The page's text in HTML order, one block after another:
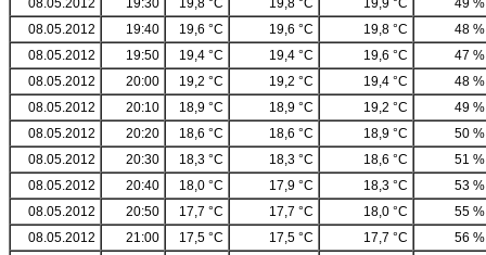
08.05.2012
19:30 19,8 °C 19,8 °C 19,9 °C
49 %
08.05.2012
19:40 19,6 °C 19,6 °C 19,8 °C
48 %
08.05.2012
19:50 19,4 °C 19,4 °C 19,6 °C
47 %
08.05.2012
20:00 19,2 °C 19,2 °C 19,4 °C
48 %
08.05.2012
20:10 18,9 °C 18,9 °C 19,2 °C
49 %
08.05.2012
20:20 18,6 °C 18,6 °C 18,9 °C
50 %
08.05.2012
20:30 18,3 °C 18,3 °C 18,6 °C
51 %
08.05.2012
20:40 18,0 °C 17,9 °C 18,3 °C
53 %
08.05.2012
20:50 17,7 °C 17,7 °C 18,0 °C
55 %
08.05.2012
21:00 17,5 °C 17,5 °C 17,7 °C
56 %